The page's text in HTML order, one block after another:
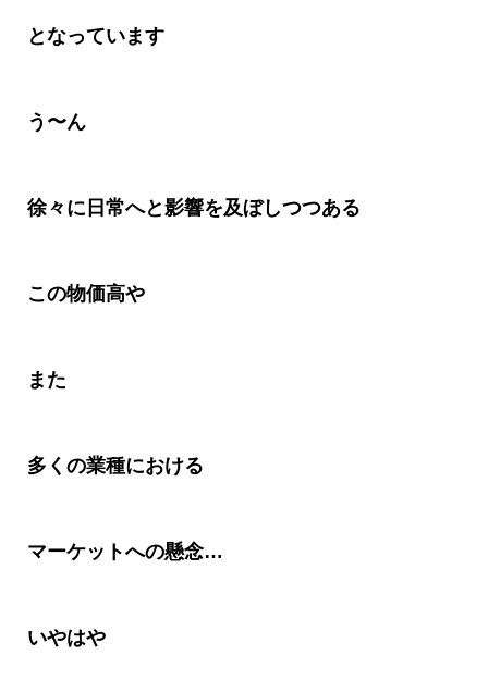
となっています
う〜ん
徐々に日常へと影響を及ぼしつつある
この物価高や
また
多くの業種における
マーケットへの懸念…
いやはや